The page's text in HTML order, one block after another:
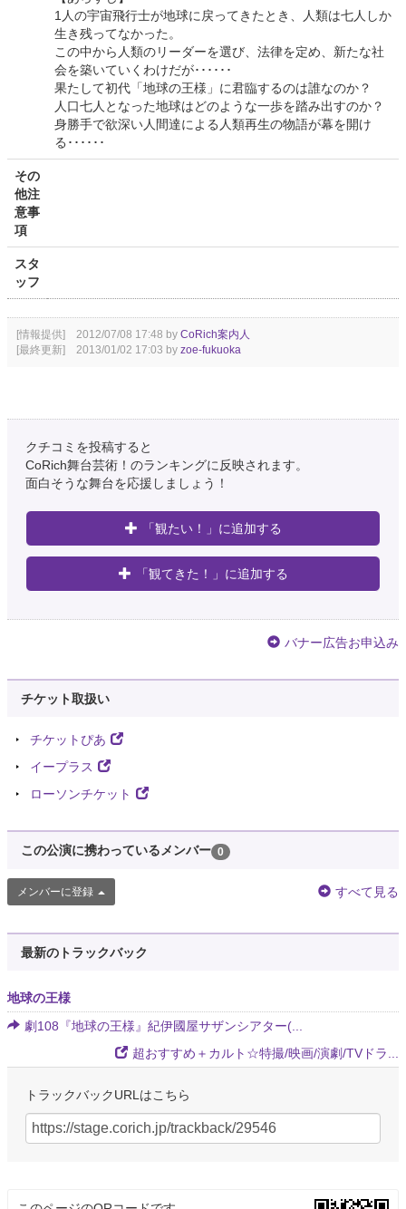
1人の宇宙飛行士が地球に戻ってきたとき、人類は七人しか
生き残ってなかった。
この中から人類のリーダーを選び、法律を定め、新たな社
会を築いていくわけだが･･････
果たして初代「地球の王様」に君臨するのは誰なのか？
人口七人となった地球はどのような一歩を踏み出すのか？
身勝手で欲深い人間達による人類再生の物語が幕を開け
る･･････
その
他注
意事
項
スタ
ッフ
[情報提供] 2012/07/08 17:48 by CoRich案内人
[最終更新] 2013/01/02 17:03 by zoe-fukuoka
クチコミを投稿すると
CoRich舞台芸術！のランキングに反映されます。
面白そうな舞台を応援しましょう！
「観たい！」に追加する
「観てきた！」に追加する
バナー広告お申込み
チケット取扱い
チケットぴあ
イープラス
ローソンチケット
この公演に携わっているメンバー 0
メンバーに登録 すべて見る
最新のトラックバック
地球の王様
劇108『地球の王様』紀伊國屋サザンシアター(...
超おすすめ＋カルト☆特撮/映画/演劇/TVドラ...
トラックバックURLはこちら